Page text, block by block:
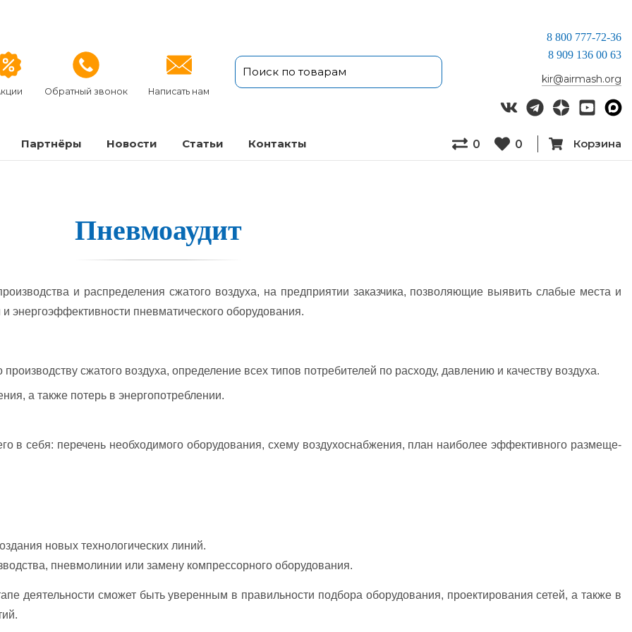
Обратный звонок Написать нам
8 800 777-72-36
8 909 136 00 63
kir@airmash.org
Партнёры Новости Статьи Кон­так­ты 0 0 Корзина
Пневмоау­дит
и рас­пре­де­ле­ния сжа­то­го воз­ду­ха, на пред­при­ятии за­каз­чи­ка, поз­во­ля­ющие вы­явить сла­бые мес­та и
пнев­ма­ти­чес­ко­го обо­ру­до­ва­ния.
сжа­то­го воз­ду­ха, оп­ре­де­ле­ние всех ти­пов пот­ре­би­те­лей по рас­хо­ду, дав­ле­нию и ка­чес­тву воз­ду­ха.
а так­же по­терь в энер­го­пот­реб­ле­нии.
в се­бя: пе­ре­чень не­об­хо­ди­мо­го обо­ру­до­ва­ния, схе­му воз­ду­хос­наб­же­ния, план на­ибо­лее эф­фек­тив­но­го раз­ме­ще­
но­вых тех­но­ло­ги­чес­ких ли­ний.
пнев­мо­ли­нии или за­ме­ну ком­прес­сор­но­го обо­ру­до­ва­ния.
де­ятель­нос­ти смо­жет быть уве­рен­ным в пра­виль­нос­ти под­бо­ра обо­ру­до­ва­ния, про­ек­ти­ро­ва­ния се­тей, а так­же в